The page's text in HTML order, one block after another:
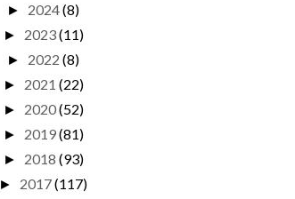
► 2024(8)
► 2023(11)
► 2022 (8)
► 2021 (22)
► 2020(52)
► 2019(81)
► 2018 (93)
► 2017(117)